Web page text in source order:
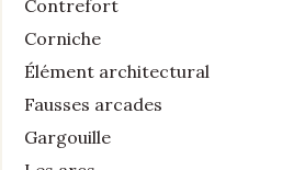
Contrefort
Corniche
Élément architectural
Fausses arcades
Gargouille